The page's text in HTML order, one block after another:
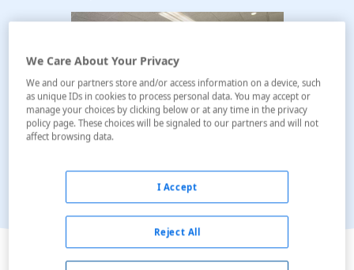
Ver en el mapa
We Care About Your Privacy
We and our partners store and/or access information on a device, such
as unique IDs in cookies to process personal data. You may accept or
manage your choices by clicking below or at any time in the privacy
policy page. These choices will be signaled to our partners and will not
affect browsing data.
Reject All
I Accept